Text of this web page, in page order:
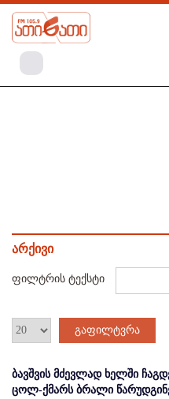
არქივი
ფილტრის ტექსტი
გაფილტვრა
ბავშვის მძევლად ხელში
ცოლ-ქმარს ბრალი